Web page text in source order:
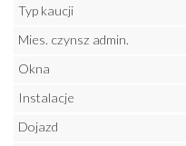
Typ kaucji
Mies. czynsz admin.
Okna
Instalacje
Dojazd